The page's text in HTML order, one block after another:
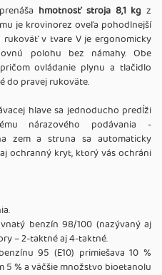
hmotnosť stroja 8,1 kg z
je krovinorez oveľa pohodlnejší
rukoväť v tvare V je ergonomicky
polohu bez námahy. Obe
ovládanie plynu a tlačidlo
do pravej rukoväte.
hlave sa jednoducho predĺži
nárazového podávania -
zem a struna sa automaticky
ochranný kryt, ktorý vás ochráni
benzín 98/100 (nazývaný aj
– 2-taktné aj 4-taktné.
95 (E10) primiešava 10 %
% a väčšie množstvo bioetanolu